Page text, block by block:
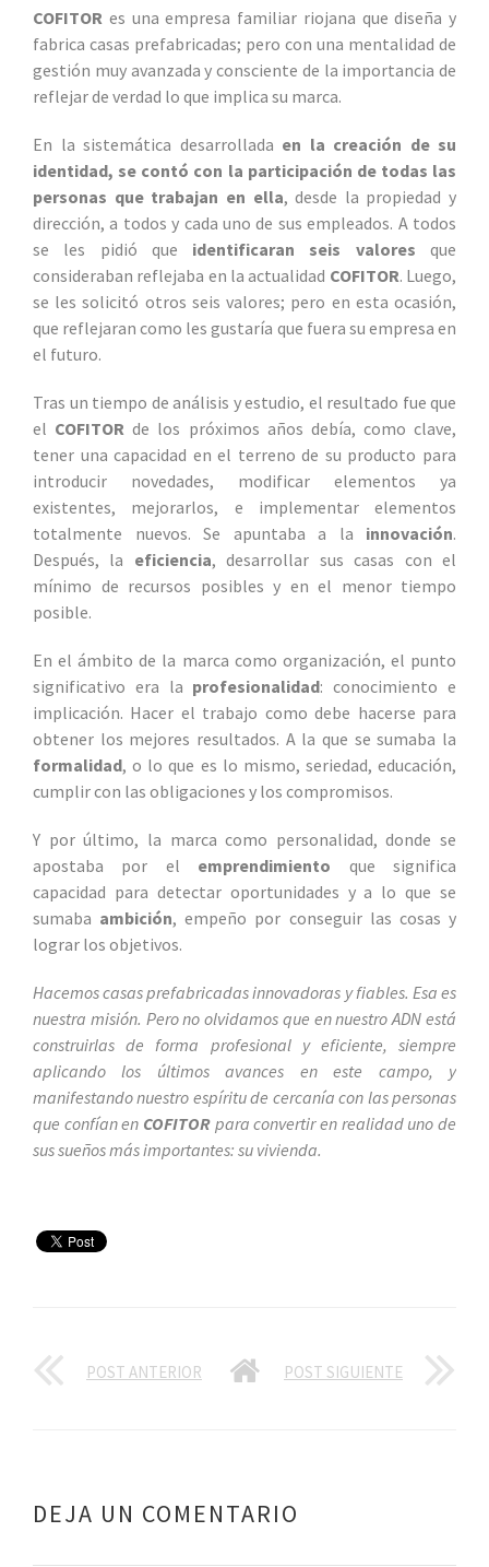
COFITOR es una empresa familiar riojana que diseña y
fabrica casas prefabricadas; pero con una mentalidad de
gestión muy avanzada y consciente de la importancia de
reflejar de verdad lo que implica su marca.
En la sistemática desarrollada en la creación de su
identidad, se contó con la participación de todas las
personas que trabajan en ella, desde la propiedad y
dirección, a todos y cada uno de sus empleados. A todos
se les pidió que identificaran seis valoresque
consideraban reflejaba en la actualidad COFITOR. Luego,
se les solicitó otros seis valores; pero en esta ocasión,
que reflejaran como les gustaría que fuera su empresa en
el futuro.
Tras un tiempo de análisis y estudio, el resultado fue que
el COFITOR de los próximos años debía, como clave,
tener una capacidad en el terreno de su producto para
introducir novedades, modificar elementos ya
existentes, mejorarlos, e implementar elementos
totalmente nuevos. Se apuntaba a la innovación.
Después, la eficiencia, desarrollar sus casas con el
mínimo de recursos posibles y en el menor tiempo
posible.
En el ámbito de la marca como organización, el punto
significativo era la profesionalidad: conocimiento e
implicación. Hacer el trabajo como debe hacerse para
obtener los mejores resultados. A la que se sumaba la
formalidad, o lo que es lo mismo, seriedad, educación,
cumplir con las obligaciones y los compromisos.
Y por último, la marca como personalidad, donde se
apostaba por el emprendimiento que significa
capacidad para detectar oportunidades y a lo que se
sumaba ambición, empeño por conseguir las cosas y
lograr los objetivos.
Hacemos casas prefabricadas innovadoras y fiables. Esa es
nuestra misión. Pero no olvidamos que en nuestro ADN está
construirlas de forma profesional y eficiente, siempre
aplicando los últimos avances en este campo, y
manifestando nuestro espíritu de cercanía con las personas
que confían en COFITOR para convertir en realidad uno de
sus sueños más importantes: su vivienda.
POST ANTERIOR POST SIGUIENTE
DEJA UN COMENTARIO